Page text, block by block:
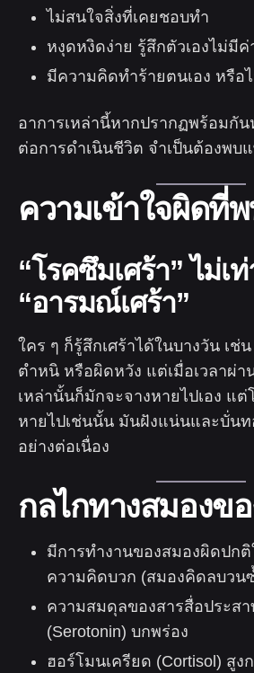
ไม่สนใจสิ่งที่เคยชอบทำ
หงุดหงิดง่าย รู้สึกตัวเองไม่มีค่
มีความคิดทำร้ายตนเอง หรือ
อาการเหล่านี้หากปรากฏพร้อมกั
ต่อการดำเนินชีวิต จำเป็นต้องพบ
ความเข้าใจผิดที่
“โรคซึมเศร้า” ไม่เ
“อารมณ์เศร้า”
ใคร ๆ ก็รู้สึกเศร้าได้ในบางวัน เช่
ตำหนิ หรือผิดหวัง แต่เมื่อเวลาผ่า
เหล่านั้นก็มักจะจางหายไปเอง แต่
หายไปเช่นนั้น มันฝังแน่นและบั่น
อย่างต่อเนื่อง
กลไกทางสมองข
มีการทำงานของสมองผิดปก
ความคิดบวก (สมองคิดลบวน
ความสมดุลของสารสื่อประส
(Serotonin) บกพร่อง
ฮอร์โมนเครียด (Cortisol) สู